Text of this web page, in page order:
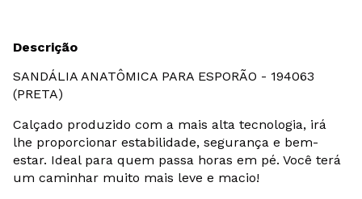
Descrição
SANDÁLIA ANATÔMICA PARA ESPORÃO - 194063
(PRETA)
Calçado produzido com a mais alta tecnologia, irá
lhe proporcionar estabilidade, segurança e bem-
estar. Ideal para quem passa horas em pé. Você terá
um caminhar muito mais leve e macio!